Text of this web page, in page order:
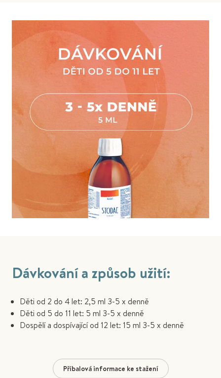
Dávkování a způsob užití:
Děti od 2 do 4 let: 2,5 ml 3-5 x denně
Děti od 5 do 11 let: 5 ml 3-5 x denně
Dospělí a dospívající od 12 let: 15 ml 3-5 x denně
Příbalová informace ke stažení